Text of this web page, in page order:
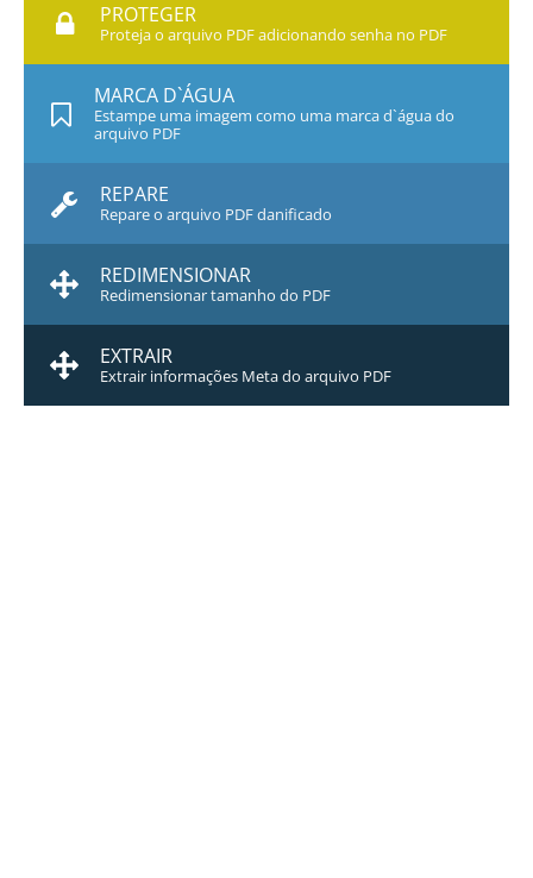
PROTEGER
Proteja o arquivo PDF adicionando senha no PDF
MARCA D`ÁGUA
Estampe uma imagem como uma marca d`água do
arquivo PDF
REPARE
Repare o arquivo PDF danificado
REDIMENSIONAR
Redimensionar tamanho do PDF
EXTRAIR
Extrair informações Meta do arquivo PDF